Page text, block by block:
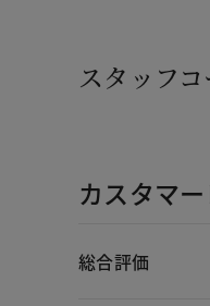
スタッフ
カスタマ
総合評価